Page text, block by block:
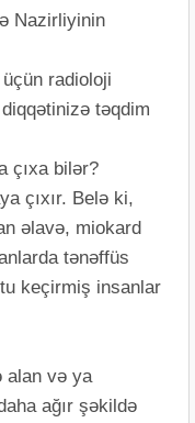
Nazirliyinin
radioloji
təqdim
çıxa bilər?
çıxır. Belə ki,
əlavə, miokard
tənəffüs
keçirmiş insanlar
alan və ya
ağır şəkildə